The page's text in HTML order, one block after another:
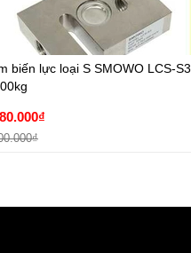
biến lực loại S SMOWO LCS-S3
biến lực loại S SMOWO LCS-S3